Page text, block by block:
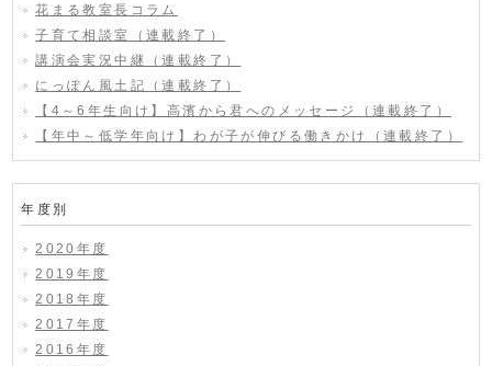
花まる教室長コラム
子育て相談室（連載終了）
講演会実況中継（連載終了）
にっぽん風土記（連載終了）
【4～6年生向け】高濱から君へのメッセージ（連載終了）
【年中～低学年向け】わが子が伸びる働きかけ（連載終了）
年度別
2020年度
2019年度
2018年度
2017年度
2016年度